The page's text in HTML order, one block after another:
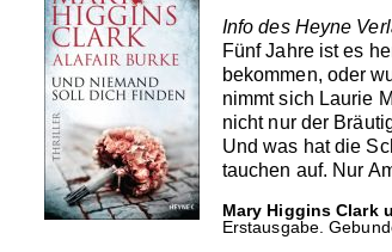
Info des Heyne
Fünf Jahre ist es
bekommen, oder
nimmt sich Laurie
nicht nur der
Und was hat die
tauchen auf. Nur
Mary Higgins Clark
Erstausgabe.